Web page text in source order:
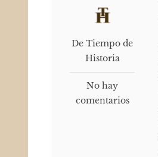
De Tiempo de
Historia
No hay
comentarios